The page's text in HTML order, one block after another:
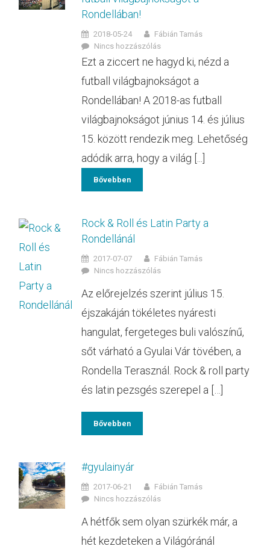
Rondellában!
2018-05-24
Fábián Tamás
Nincs hozzászólás
Ezt a ziccert ne hagyd ki, nézd a
futball világbajnokságot a
Rondellában! A 2018-as futball
világbajnokságot június 14. és július
15. között rendezik meg. Lehetőség
adódik arra, hogy a világ [...]
Bővebben
Rock & Roll és Latin Party a
Rondellánál
2017-07-07
Fábián Tamás
Nincs hozzászólás
Az előrejelzés szerint július 15.
éjszakáján tökéletes nyáresti
hangulat, fergeteges buli valószínű,
sőt várható a Gyulai Vár tövében, a
Rondella Terasznál. Rock & roll party
és latin pezsgés szerepel a […]
Bővebben
#gyulainyár
2017-06-21
Fábián Tamás
Nincs hozzászólás
A hétfők sem olyan szürkék már, a
hét kezdeteken a Világóránál